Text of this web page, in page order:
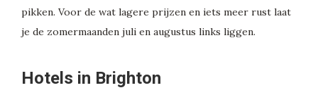
pikken. Voor de wat lagere prijzen en iets meer rust laat
je de zomermaanden juli en augustus links liggen.
Hotels in Brighton